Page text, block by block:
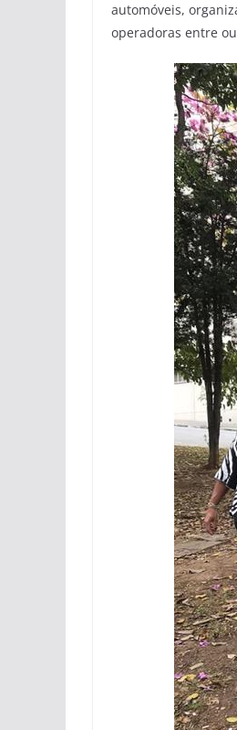
automóveis,
operadoras entre